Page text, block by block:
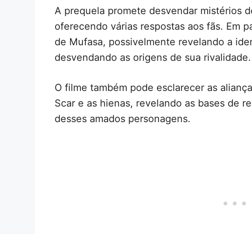
A prequela promete desvendar mistérios
oferecendo várias respostas aos fãs. Em
de Mufasa, possivelmente revelando a
desvendando as origens de sua rivalidade.
O filme também pode esclarecer as
Scar e as hienas, revelando as bases de
desses amados personagens.